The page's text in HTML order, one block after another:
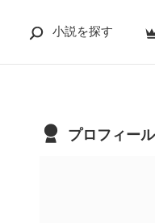
小説を探す
プロフィール